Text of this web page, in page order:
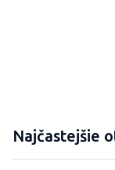
Najčastejšie